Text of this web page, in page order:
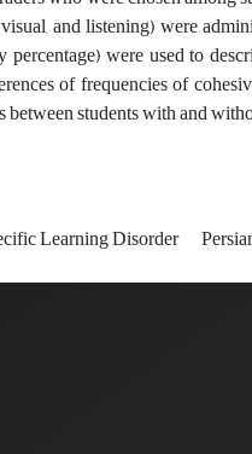
and listening) were
percentage) were used to
of frequencies of
students with and
Learning Disorder